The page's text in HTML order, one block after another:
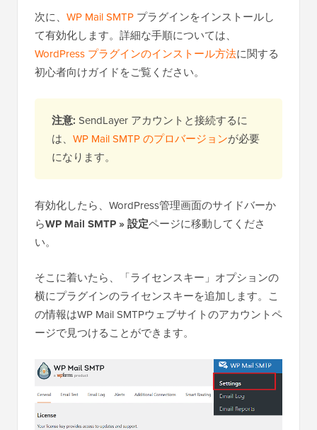
次に、 WP Mail SMTP プラグインをインストールし
て有効化します。詳細な手順については、
WordPress プラグインのインストール方法に関する
初心者向けガイドをご覧ください。
注意: SendLayer アカウントと接続するに
は、 WP Mail SMTP のプロバージョンが必要
になります。
有効化したら、WordPress管理画面のサイドバーか
らWP Mail SMTP » 設定ページに移動してくださ
い。
そこに着いたら、「ライセンスキー」オプションの
横にプラグインのライセンスキーを追加します。こ
の情報はWP Mail SMTPウェブサイトのアカウントペ
ージで見つけることができます。